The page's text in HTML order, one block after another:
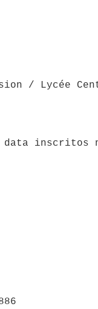
/ Lycée
data inscritos